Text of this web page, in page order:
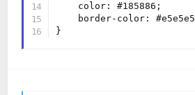
color : #185886 ;
border-color : #e5e5e5
}